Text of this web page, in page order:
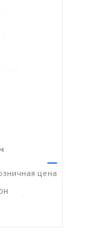
—
цена
(918) 316-91-77